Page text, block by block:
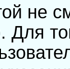
не
Для